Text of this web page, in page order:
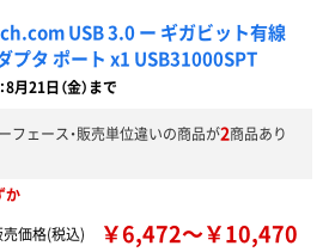
USB 3.0 ー ギガビット有線
プタ ポート x1 USB31000SPT
8月21日（金）まで
フェース・販売単位違いの商品が2商品あり
か
売価格(税込)
￥6,472～￥10,470